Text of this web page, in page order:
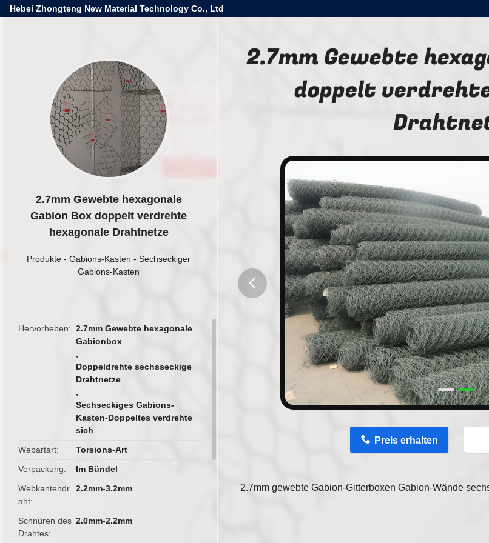
Hebei Zhongteng New Material Technology Co., Ltd
2.7mm Gewebte hexagonale
Gabion Box doppelt verdrehte
hexagonale Drahtnetze
Produkte - Gabions-Kasten - Sechseckiger
Gabions-Kasten
Hervorheben
2.7mm Gewebte hexagonale
Gabionbox
,
Doppeldrehte sechsseckige
Drahtnetze
,
Sechseckiges Gabions-
Kasten-Doppeltes verdrehte
sich
Webartart
Torsions-Art
Verpackung
Im Bündel
Webkantendr
aht
2.2mm-3.2mm
Schnüren des
Drahtes
2.0mm-2.2mm
2.7mm Gewebte
doppelt
Preis erhalten
2.7mm gewebte Gabion-Gitterboxen Gabion-Wände